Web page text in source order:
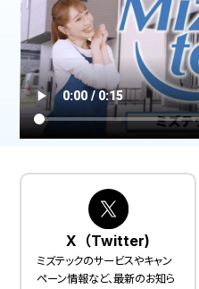
X（Twitter)
ミズテックのサービスやキャン
ペーン情報など、最新のお知ら